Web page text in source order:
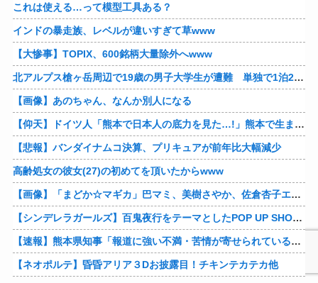
これは使える…って模型工具ある？
インドの暴走族、レベルが違いすぎて草www
【大惨事】TOPIX、600銘柄大量除外へwww
北アルプス槍ヶ岳周辺で19歳の男子大学生が遭難 単独で1泊2日の予定で入山も連絡取れず 警察が9日以降捜索予定
【画像】あのちゃん、なんか別人になる
【仰天】ドイツ人「熊本で日本人の底力を見た…!」熊本で生まれて初めて震度7の大地震を経験したドイツ人。直後、日本人たちの行動に衝撃を受けてしまう…
【悲報】バンダイナムコ決算、プリキュアが前年比大幅減少
高齢処女の彼女(27)の初めてを頂いたからwww
【画像】「まどか☆マギカ」巴マミ、美樹さやか、佐倉杏子エロすぎ放課後えんこーハメ撮りどぴゅどぴゅエチエチが最高すぎる❣
【シンデレラガールズ】百鬼夜行をテーマとしたPOP UP SHOPが東京・大阪にて開催
【速報】熊本県知事「報道に強い不満・苦情が寄せられている」→TBSの報道特集がまさにそれな件他
【ネオポルテ】昏昏アリア３Dお披露目！チキンテカテカ他